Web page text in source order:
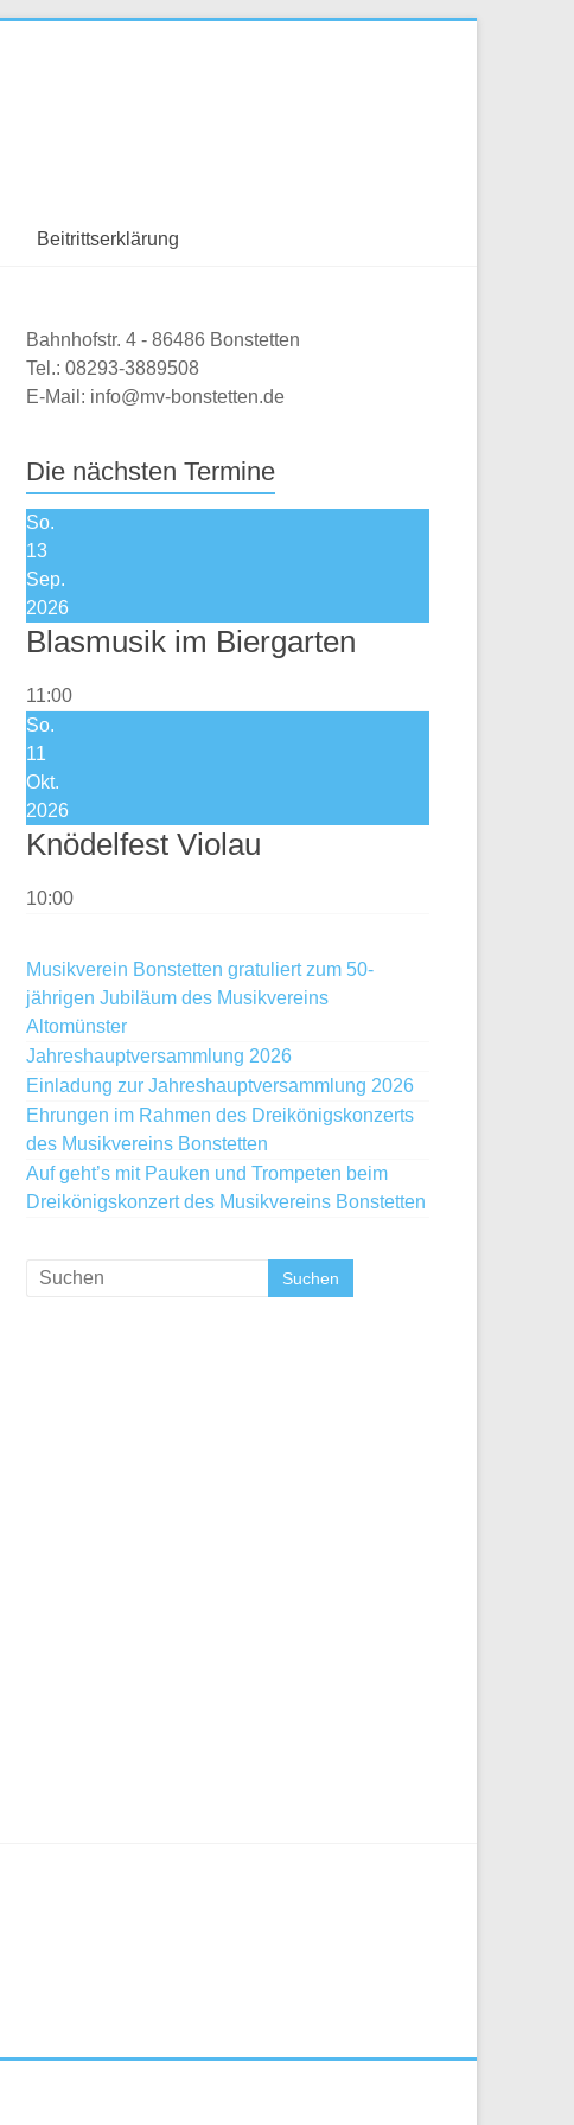
Beitrittserklärung
Bahnhofstr. 4 - 86486 Bonstetten
Tel.: 08293-3889508
E-Mail: info@mv-bonstetten.de
Die nächsten Termine
So.
13
Sep.
2026
Blasmusik im Biergarten
11:00
So.
11
Okt.
2026
Knödelfest Violau
10:00
Musikverein Bonstetten gratuliert zum 50-
jährigen Jubiläum des Musikvereins
Altomünster
Jahreshauptversammlung 2026
Einladung zur Jahreshauptversammlung 2026
Ehrungen im Rahmen des Dreikönigskonzerts
des Musikvereins Bonstetten
Auf geht’s mit Pauken und Trompeten beim
Dreikönigskonzert des Musikvereins Bonstetten